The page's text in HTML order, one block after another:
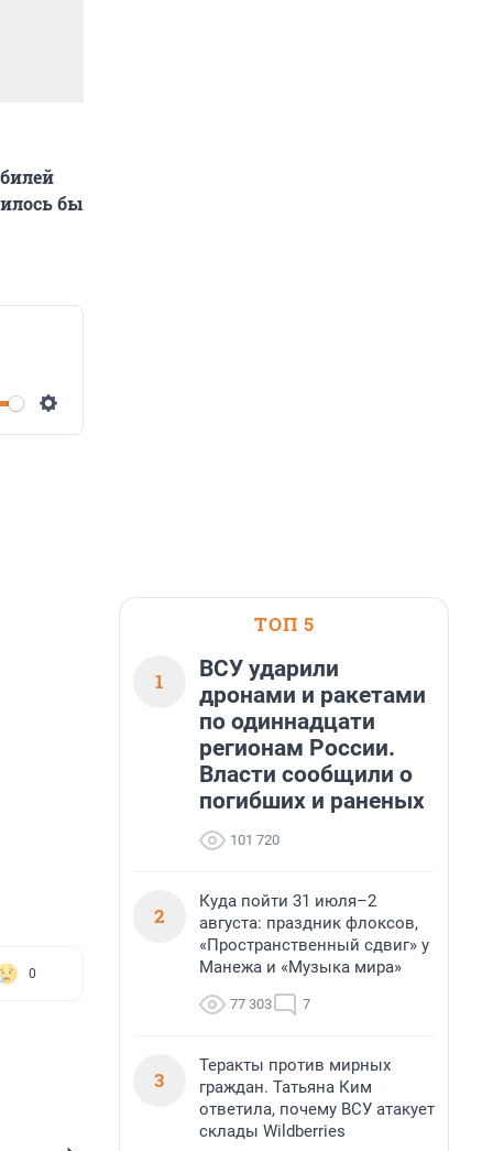
бы
Settings
0
ТОП 5
1
ВСУ ударили
дронами и ракетами
по одиннадцати
регионам России.
Власти сообщили о
погибших и раненых
101 720
2
Куда пойти 31 июля–2
августа: праздник флоксов,
«Пространственный сдвиг» у
Манежа и «Музыка мира»
77 303 7
3
Теракты против мирных
граждан. Татьяна Ким
ответила, почему ВСУ атакует
склады Wildberries